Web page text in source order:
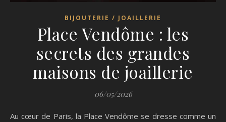
BIJOUTERIE / JOAILLERIE
Place Vendôme : les
secrets des grandes
maisons de joaillerie
06/05/2026
Au cœur de Paris, la Place Vendôme se dresse comme un